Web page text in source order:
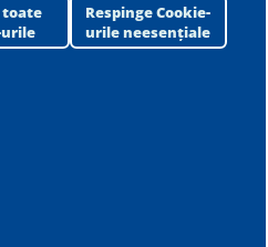
- Maturatoare Manuala
Echipament de măturat
toate
urile
Respinge Cookie-
urile neesențiale